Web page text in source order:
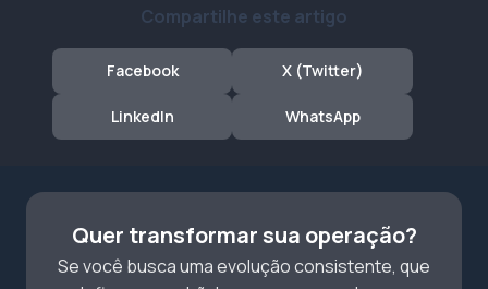
Compartilhe este artigo
Facebook X (Twitter)
LinkedIn WhatsApp
Quer transformar sua operação?
Se você busca uma evolução consistente, que